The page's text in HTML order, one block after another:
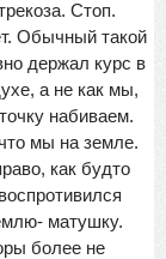
Стоп.
Обычный такой
держал курс в
а не как мы,
набиваем.
мы на земле.
как будто
матушку.
более не